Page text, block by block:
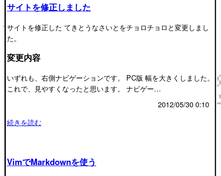
サイトを修正しました
サイトを修正した てきとうなさいとをチョロチョロと変更しまし
た。
変更内容
いずれも、右側ナビゲーションです。 PC版 幅を大きくしました。
これで、見やすくなったと思います。 ナビゲー…
2012/05/30 0:10
続きを読む
VimでMarkdownを使う